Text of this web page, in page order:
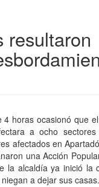
resultaron
horas ocasionó que
a ocho
afectados en
una Acción
la alcaldía ya inició la
a dejar sus casas.